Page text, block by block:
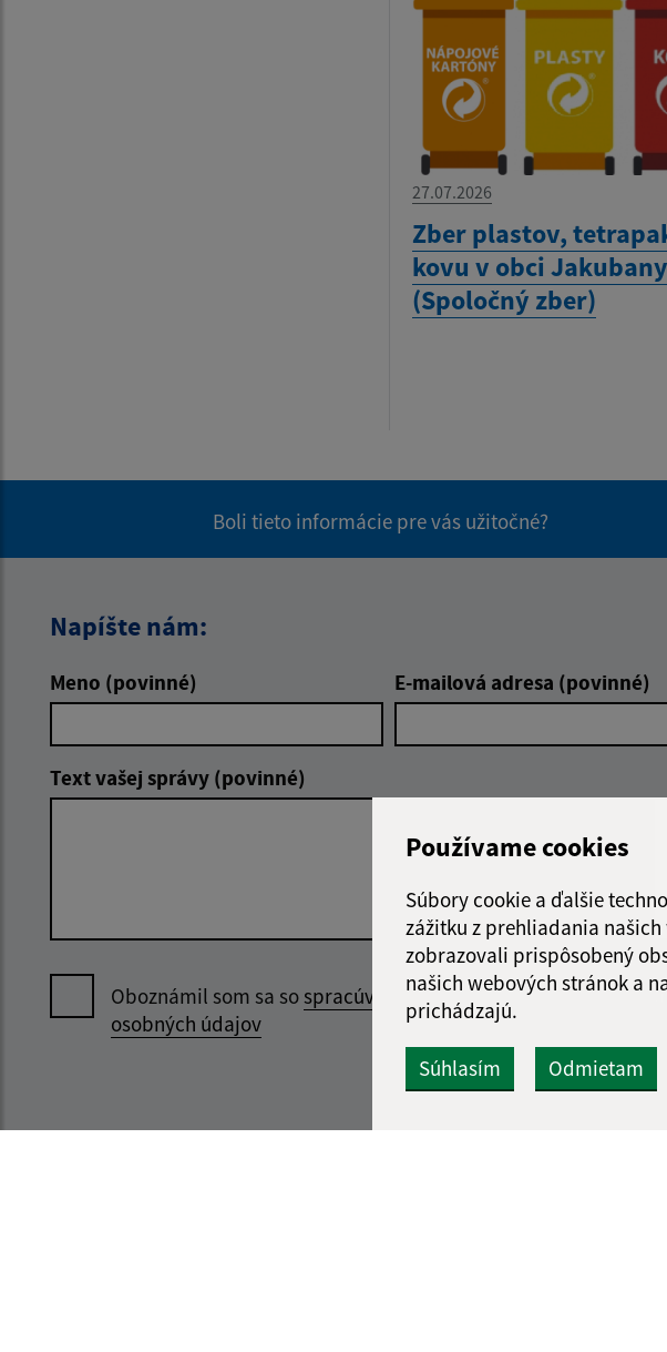
Používame cookies
Súbory cookie a ďalšie
zážitku z prehliadania
zobrazovali prispôsobený
našich webových stránok a
prichádzajú.
Súhlasím Odmietam
27.07.2026
Zber plastov,
kovu v obci Jakubany
(Spoločný zber)
Boli tieto informácie pre vás užitočné?
Napíšte nám:
Meno (povinné) E-mailová adresa (povinné)
Text vašej správy (povinné)
Oboznámil som sa sospracúvaním
osobných údajov
Google reCaptcha
Odoslať